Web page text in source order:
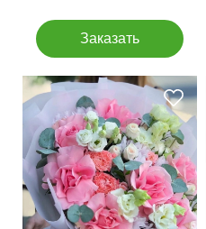
Вывернутые розы,
лизиантусы (эустома),
гвоздика